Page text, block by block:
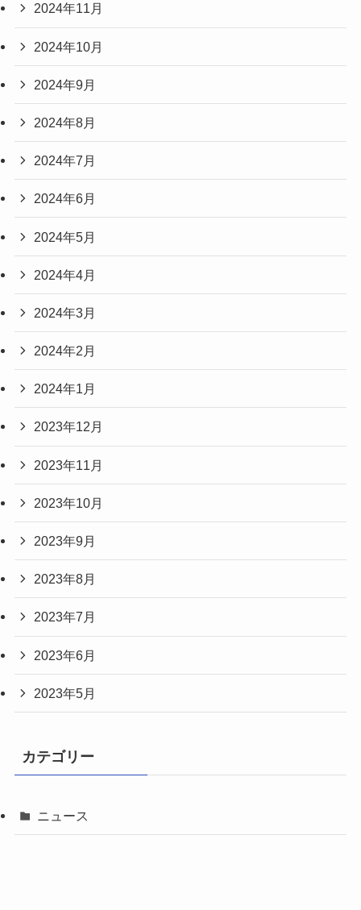
2024年11月
2024年10月
2024年9月
2024年8月
2024年7月
2024年6月
2024年5月
2024年4月
2024年3月
2024年2月
2024年1月
2023年12月
2023年11月
2023年10月
2023年9月
2023年8月
2023年7月
2023年6月
2023年5月
カテゴリー
ニュース